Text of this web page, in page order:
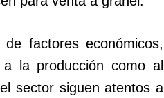
factores económicos,
la producción como al
sector siguen atentos a